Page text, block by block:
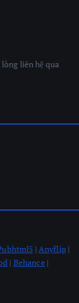
liên hệ qua
| Anyflip|
| Behance|